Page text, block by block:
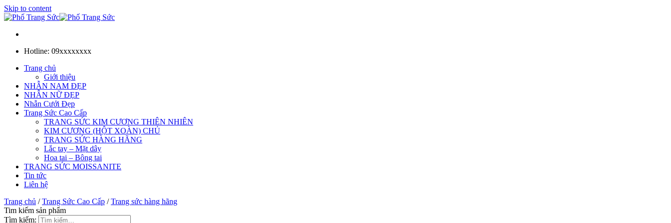
Skip to content
Hotline: 09xxxxxxxx
Trang chủ
Giới thiệu
NHẪN NAM ĐẸP
NHẪN NỮ ĐẸP
Nhẫn Cưới Đẹp
Trang Sức Cao Cấp
TRANG SỨC KIM CƯƠNG THIÊN NHIÊN
KIM CƯƠNG (HỘT XOÀN) CHỦ
TRANG SỨC HÀNG HÃNG
Lắc tay – Mặt dây
Hoa tai – Bông tai
TRANG SỨC MOISSANITE
Tin tức
Liên hệ
Trang chủ / Trang Sức Cao Cấp / Trang sức hàng hãng
Tim kiếm sản phẩm
Tìm kiếm: